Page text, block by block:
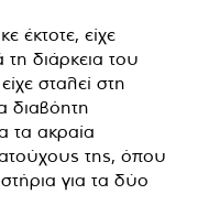
έκτοτε, είχε
διάρκεια του
σταλεί στη
διαβόητη
τα ακραία
της, όπου
για τα δύο